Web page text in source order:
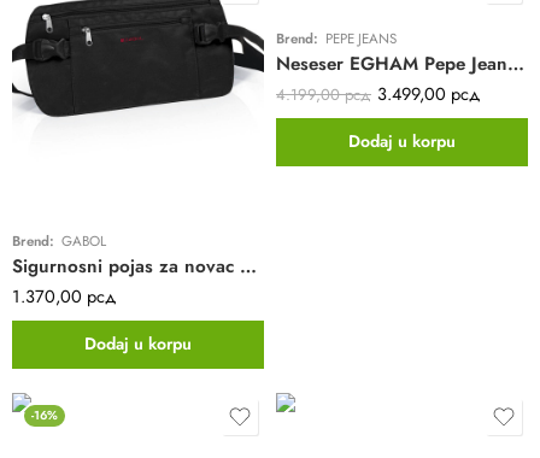
Brend: GABOL
Sigurnosni pojas za novac Gabol | crni | tekstil
1.370,00 рсд
Dodaj u korpu
Brend: PEPE JEANS
Neseser EGHAM Pepe Jeans | crna | poliester
4.199,00рсд 3.499,00 рсд
Dodaj u korpu
-16%